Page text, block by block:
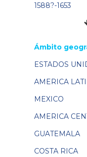
1588?-1653
Ámbito
ESTADOS
AMERICA
MEXICO
AMERICA
GUATEMALA
COSTA RICA